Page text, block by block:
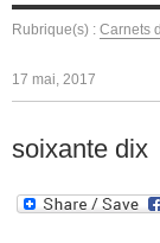
Rubrique(s) : Carnets
17 mai, 2017
soixante dix